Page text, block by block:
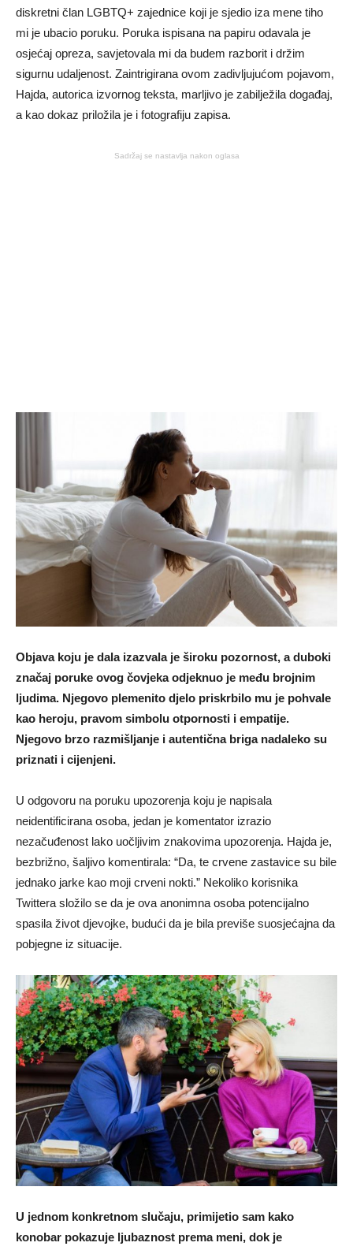
diskretni član LGBTQ+ zajednice koji je sjedio iza mene tiho
mi je ubacio poruku. Poruka ispisana na papiru odavala je
osjećaj opreza, savjetovala mi da budem razborit i držim
sigurnu udaljenost. Zaintrigirana ovom zadivljujućom pojavom,
Hajda, autorica izvornog teksta, marljivo je zabilježila događaj,
a kao dokaz priložila je i fotografiju zapisa.
Sadržaj se nastavlja nakon oglasa
Objava koju je dala izazvala je široku pozornost, a duboki
značaj poruke ovog čovjeka odjeknuo je među brojnim
ljudima. Njegovo plemenito djelo priskrbilo mu je pohvale
kao heroju, pravom simbolu otpornosti i empatije.
Njegovo brzo razmišljanje i autentična briga nadaleko su
priznati i cijenjeni.
U odgovoru na poruku upozorenja koju je napisala
neidentificirana osoba, jedan je komentator izrazio
nezačuđenost lako uočljivim znakovima upozorenja. Hajda je,
bezbrižno, šaljivo komentirala: “Da, te crvene zastavice su bile
jednako jarke kao moji crveni nokti.” Nekoliko korisnika
Twittera složilo se da je ova anonimna osoba potencijalno
spasila život djevojke, budući da je bila previše suosjećajna da
pobjegne iz situacije.
U jednom konkretnom slučaju, primijetio sam kako
konobar pokazuje ljubaznost prema meni, dok je